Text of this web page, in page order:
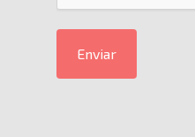
Enviar